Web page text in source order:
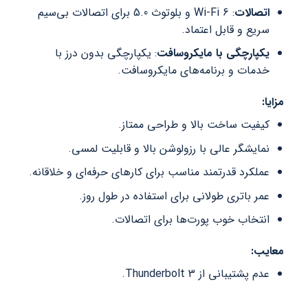
اتصالات
: Wi-Fi 6 و بلوتوث 5.0 برای اتصالات بی‌سیم
سریع و قابل اعتماد.
یکپارچگی با مایکروسافت: یکپارچگی بدون درز با
خدمات و برنامه‌های مایکروسافت.
مزایا:
کیفیت ساخت بالا و طراحی ممتاز.
نمایشگر عالی با رزولوشن بالا و قابلیت لمسی.
عملکرد قدرتمند مناسب برای کارهای حرفه‌ای و خلاقانه.
عمر باتری طولانی برای استفاده در طول روز.
انتخاب خوب پورت‌ها برای اتصالات.
معایب:
عدم پشتیبانی از Thunderbolt 3.